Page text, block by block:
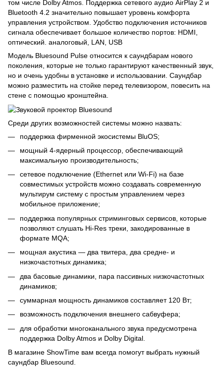
том числе Dolby Atmos. Поддержка сетевого аудио AirPlay 2 и
Bluetooth 4.2 значительно повышает уровень комфорта
управления устройством. Удобство подключения источников
сигнала обеспечивает большое количество портов: HDMI,
оптический. аналоговый, LAN, USB
Модель Bluesound Pulse относится к саундбарам нового
поколения, которые не только гарантируют качественный звук,
но и очень удобны в установке и использовании. Саундбар
можно разместить на стойке перед телевизором, повесить на
стене с помощью кронштейна.
Среди других возможностей системы можно назвать:
поддержка фирменной экосистемы BluOS;
мощный 4-ядерный процессор, обеспечивающий
максимальную производительность;
сетевое подключение (Ethernet или Wi-Fi) на базе
совместимых устройств можно создавать современную
мультирум систему с простым управлением через
мобильное приложение;
поддержка популярных стриминговых сервисов, которые
позволяют слушать Hi-Res треки, закодированные в
формате MQA;
мощная акустика — два твитера, два средне- и
низкочастотных динамика;
два басовые динамики, пара пассивных низкочастотных
динамиков;
суммарная мощность динамиков составляет 120 Вт;
возможность подключения внешнего сабвуфера;
для обработки многоканального звука предусмотрена
поддержка Dolby Atmos и Dolby Digital.
В магазине ShowTime вам всегда помогут выбрать нужный
саундбар Bluesound.